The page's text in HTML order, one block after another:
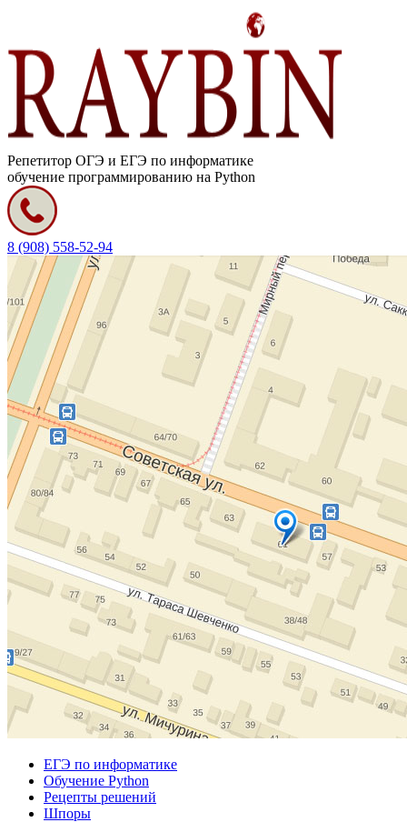
Репетитор ОГЭ и ЕГЭ по информатике
обучение программированию на Python
8 (908) 558-52-94
ЕГЭ по информатике
Обучение Python
Рецепты решений
Шпоры